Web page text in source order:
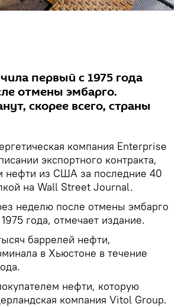
первый с 1975 года
отмены эмбарго.
скорее всего, страны
компания Enterprise
экспортного контракта,
нефти из США за последние 40
на Wall Street Journal.
неделю после отмены эмбарго
года, отмечает издание.
баррелей нефти,
в Хьюстоне в течение
нефти, которую
компания Vitol Group.